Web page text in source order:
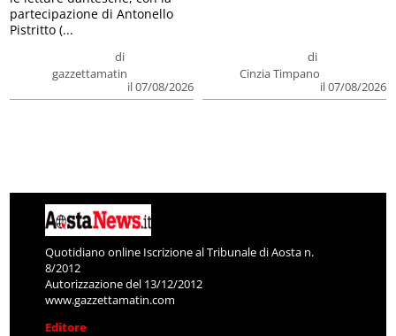
di
gazzettamatin
il 07/08/2026
partecipazione di Antonello
Pistritto (...
di
Cinzia Timpano
il 07/08/2026
Quotidiano online Iscrizione al Tribunale di Aosta n.
8/2012
Autorizzazione del 13/12/2012
www.gazzettamatin.com
Editore